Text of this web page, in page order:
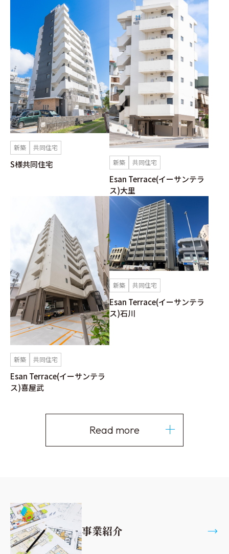
新築 共同住宅
S様共同住宅 新築 共同住宅
Esan Terrace(イーサンテラ
ス)大里
新築 共同住宅
Esan Terrace(イーサンテラ
ス)喜屋武
新築 共同住宅
Esan Terrace(イーサンテラ
ス)石川
Read more
事業紹介